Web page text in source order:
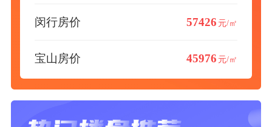
闵行房价 57426 元/㎡
宝山房价 45976 元/㎡